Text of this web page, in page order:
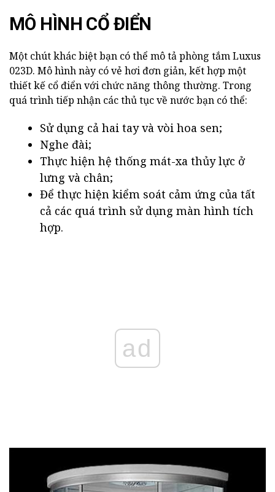
MÔ HÌNH CỔ ĐIỂN
Một chút khác biệt bạn có thể mô tả phòng tắm Luxus
023D. Mô hình này có vẻ hơi đơn giản, kết hợp một
thiết kế cổ điển với chức năng thông thường. Trong
quá trình tiếp nhận các thủ tục về nước bạn có thể:
Sử dụng cả hai tay và vòi hoa sen;
Nghe đài;
Thực hiện hệ thống mát-xa thủy lực ở
lưng và chân;
Để thực hiện kiểm soát cảm ứng của tất
cả các quá trình sử dụng màn hình tích
hợp.
ad